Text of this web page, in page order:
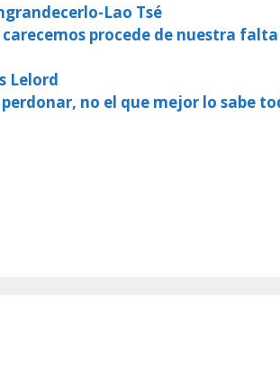
Lao Tsé
procede de nuestra
Lelord
no el que mejor lo sabe